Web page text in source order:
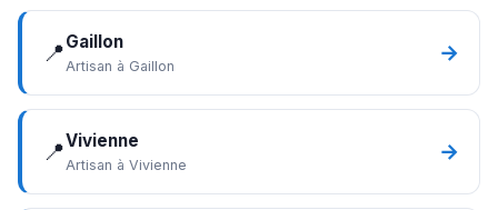
📍Gaillon
Artisan à Gaillon →
📍Vivienne
Artisan à Vivienne →